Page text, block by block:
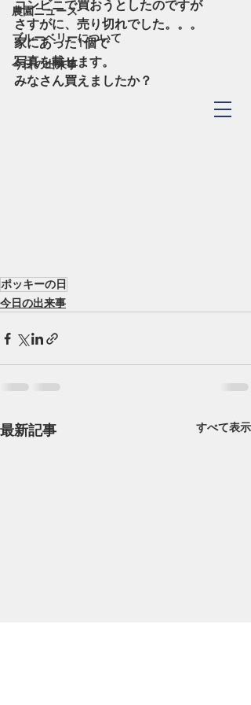
農園ニュース
ブルーベリーについて
今日の出来事
コンビニで買おうとしたのですが
さすがに、売り切れでした。。。
家にあった1個で
写真を載せます。
みなさん買えましたか？
ポッキーの日
今日の出来事
最新記事 すべて表示